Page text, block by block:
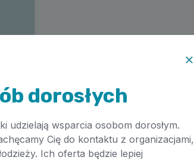
dorosłych
udzielają wsparcia osobom dorosłym.
Cię do kontaktu z organizacjami,
Ich oferta będzie lepiej